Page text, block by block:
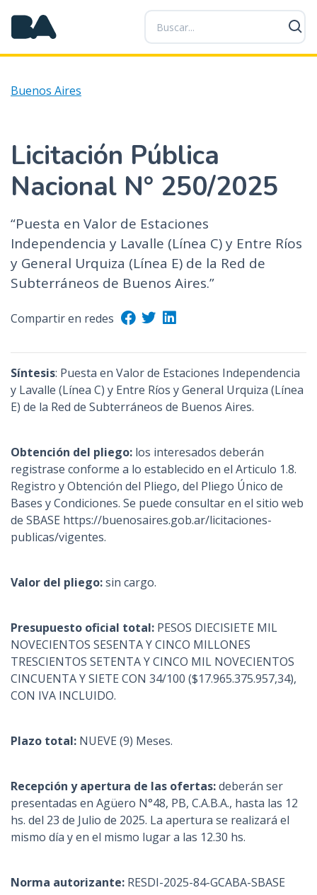
P
a
s
a
o
n
t
e
i
d
o
p
c
Buenos Aires
Licitación Pública
Nacional N° 250/2025
“Puesta en Valor de Estaciones
Independencia y Lavalle (Línea C) y Entre Ríos
y General Urquiza (Línea E) de la Red de
Subterráneos de Buenos Aires.”
Compartir en redes
Síntesis: Puesta en Valor de Estaciones Independencia
y Lavalle (Línea C) y Entre Ríos y General Urquiza (Línea
E) de la Red de Subterráneos de Buenos Aires.
Obtención del pliego: los interesados deberán
registrase conforme a lo establecido en el Articulo 1.8.
Registro y Obtención del Pliego, del Pliego Único de
Bases y Condiciones. Se puede consultar en el sitio web
de SBASE https://buenosaires.gob.ar/licitaciones-
publicas/vigentes.
Valor del pliego:sin cargo.
Presupuesto oficial total: PESOS DIECISIETE MIL
NOVECIENTOS SESENTA Y CINCO MILLONES
TRESCIENTOS SETENTA Y CINCO MIL NOVECIENTOS
CINCUENTA Y SIETE CON 34/100 ($17.965.375.957,34),
CON IVA INCLUIDO.
Plazo total: NUEVE (9) Meses.
Recepción y apertura de las ofertas:deberán ser
presentadas en Agüero N°48, PB, C.A.B.A., hasta las 12
hs. del 23 de Julio de 2025. La apertura se realizará el
mismo día y en el mismo lugar a las 12.30 hs.
Norma autorizante: RESDI-2025-84-GCABA-SBASE